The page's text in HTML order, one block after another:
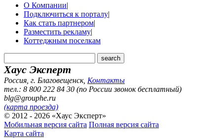
О Компании|
Подключиться к порталу|
Как стать партнером|
Разместить рекламу|
Коттеджным поселкам
Хаус Эксперт
Россия, г. Благовещенск, Контакты
тел.: 8 800 222 84 30 (по России звонок бесплатный)
blg@grouphe.ru
(карта проезда)
© 2012 - 2026 «Хаус Эксперт»
Мобильная версия сайта Полная версия сайта
Карта сайта